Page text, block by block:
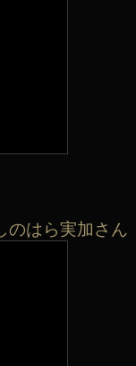
ら実加さん